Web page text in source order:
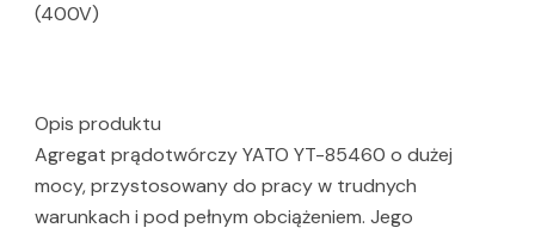
(400V)
Opis produktu
Agregat prądotwórczy YATO YT-85460 o dużej
mocy, przystosowany do pracy w trudnych
warunkach i pod pełnym obciążeniem. Jego